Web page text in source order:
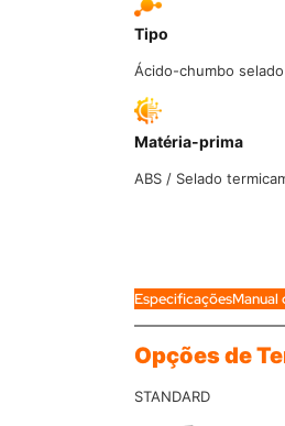
Tipo
Ácido-chumbo
Matéria-prima
ABS / Selado
EspecificaçõesManual
Opções de
STANDARD